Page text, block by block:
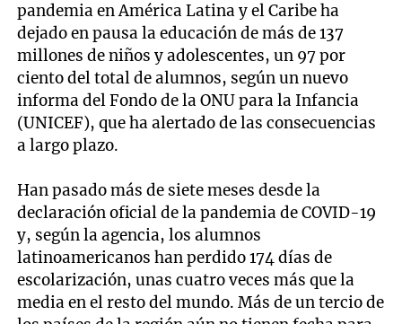
pandemia en América Latina y el Caribe ha
dejado en pausa la educación de más de 137
millones de niños y adolescentes, un 97 por
ciento del total de alumnos, según un nuevo
informa del Fondo de la ONU para la Infancia
(UNICEF), que ha alertado de las consecuencias
a largo plazo.
Han pasado más de siete meses desde la
declaración oficial de la pandemia de COVID-19
y, según la agencia, los alumnos
latinoamericanos han perdido 174 días de
escolarización, unas cuatro veces más que la
media en el resto del mundo. Más de un tercio de